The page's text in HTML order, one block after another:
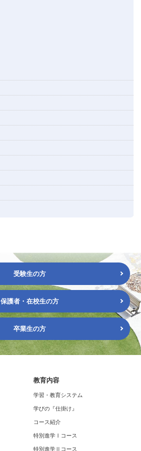
受験生の方
保護者・在校生の方
卒業生の方
教育内容
学習・教育システム
学びの『仕掛け』
コース紹介
特別進学Ⅰコース
特別進学Ⅱコース